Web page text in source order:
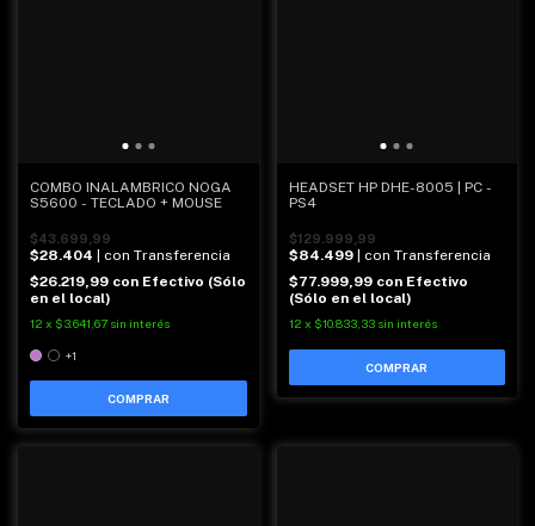
COMBO INALAMBRICO NOGA
S5600 - TECLADO + MOUSE
$43.699,99
$28.404 | con Transferencia
$26.219,99 con Efectivo (Sólo
en el local)
12 x $3.641,67 sin interés
+1
COMPRAR
HEADSET HP DHE-8005 | PC -
PS4
$129.999,99
$84.499 | con Transferencia
$77.999,99 con Efectivo
(Sólo en el local)
12 x $10.833,33 sin interés